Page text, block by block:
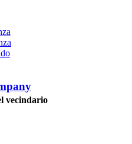
vecindario